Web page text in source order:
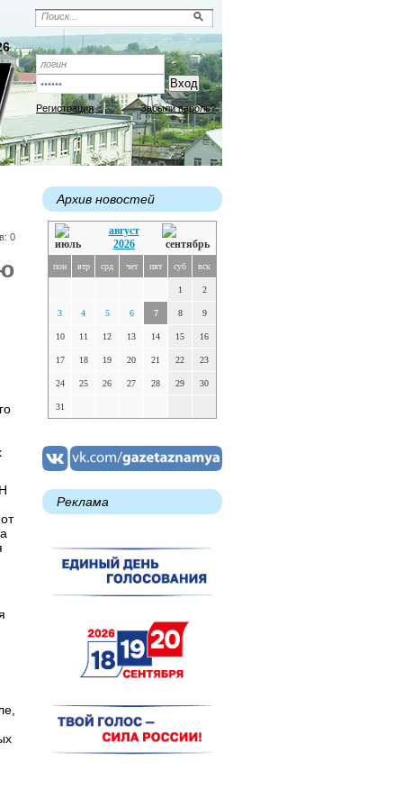
Регистрация Забыли пароль?
0
Архив новостей
август
2026
пон втр срд чет пят суб вск
1 2
3 4 5 6 7 8 9
10 11 12 13 14 15 16
17 18 19 20 21 22 23
24 25 26 27 28 29 30
31
Реклама